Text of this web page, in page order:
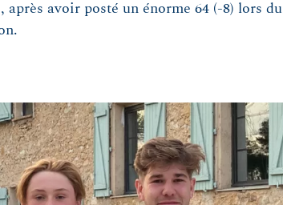
après avoir posté un énorme 64 (-8) lors du